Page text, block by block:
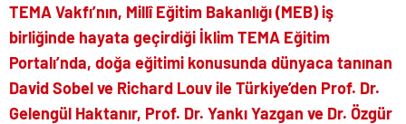
TEMA Vakfı’nın, Millî Eğitim Bakanlığı (MEB) iş
birliğinde hayata geçirdiği İklim TEMA Eğitim
Portalı’nda, doğa eğitimi konusunda dünyaca tanınan
David Sobel ve Richard Louv ile Türkiye’den Prof. Dr.
Gelengül Haktanır, Prof. Dr. Yankı Yazgan ve Dr. Özgür